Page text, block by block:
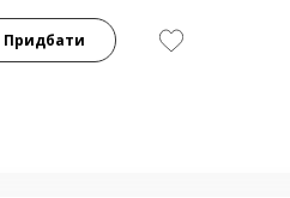
Придбати